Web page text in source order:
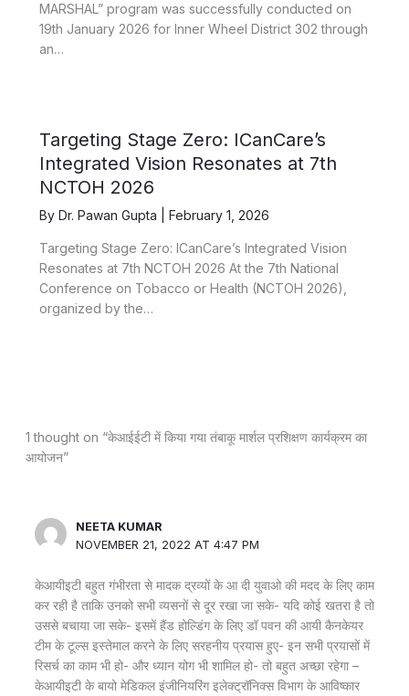
MARSHAL” program was successfully conducted on
19th January 2026 for Inner Wheel District 302 through
an…
Targeting Stage Zero: ICanCare’s
Integrated Vision Resonates at 7th
NCTOH 2026
By Dr. Pawan Gupta February 1, 2026
Targeting Stage Zero: ICanCare’s Integrated Vision
Resonates at 7th NCTOH 2026 At the 7th National
Conference on Tobacco or Health (NCTOH 2026),
organized by the…
1 thought on “केआईईटी में किया गया तंबाकू मार्शल प्रशिक्षण कार्यक्रम का
आयोजन”
NEETA KUMAR
NOVEMBER 21, 2022 AT 4:47 PM
केआयीइटी बहुत गंभीरता से मादक द्रव्यों के आ दी युवाओ की मदद के लिए काम
कर रही है ताकि उनको सभी व्यसनों से दूर रखा जा सके- यदि कोई खतरा है तो
उससे बचाया जा सके- इसमें हैंड होल्डिंग के लिए डॉ पवन की आयी कैनकेयर
टीम के टूल्स इस्तेमाल करने के लिए सरहनीय प्रयास हुए- इन सभी प्रयासों में
रिसर्च का काम भी हो- और ध्यान योग भी शामिल हो- तो बहुत अच्छा रहेगा –
केआयीइटी के बायो मेडिकल इंजीनियरिंग इलेक्ट्रॉनिक्स विभाग के आविष्कार